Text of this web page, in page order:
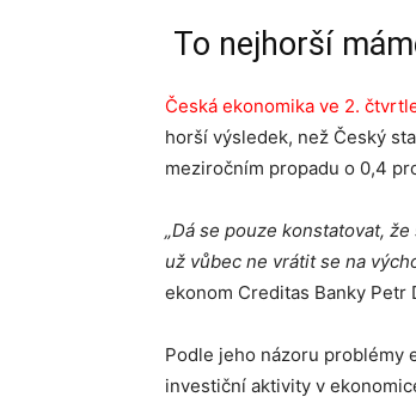
To nejhorší
Česká ekonomika ve 2.
horší výsledek, než Český
meziročním propadu o 0,4
„Dá se pouze konstatovat,
už vůbec ne vrátit se na
ekonom Creditas Banky Petr
Podle jeho názoru problémy
investiční aktivity v